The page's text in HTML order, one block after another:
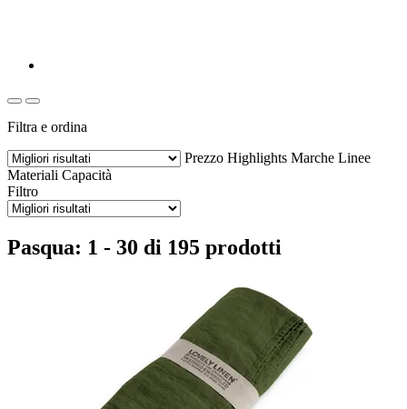
Filtra e ordina
Prezzo Highlights Marche Linee
Materiali Capacità
Filtro
Pasqua: 1 - 30 di 195 prodotti